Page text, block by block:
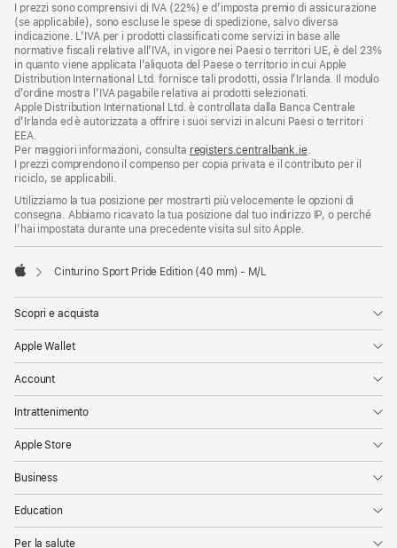
I prezzi sono comprensivi di IVA (22%) e d’imposta premio di assicurazione
(se applicabile), sono escluse le spese di spedizione, salvo diversa
indicazione. L’IVA per i prodotti classificati come servizi in base alle
normative fiscali relative all’IVA, in vigore nei Paesi o territori UE, è del 23%
in quanto viene applicata l’aliquota del Paese o territorio in cui Apple
Distribution International Ltd. fornisce tali prodotti, ossia l’Irlanda. Il modulo
d’ordine mostra l’IVA pagabile relativa ai prodotti selezionati.
Apple Distribution International Ltd. è controllata dalla Banca Centrale
d’Irlanda ed è autorizzata a offrire i suoi servizi in alcuni Paesi o territori
EEA.
Per maggiori informazioni, consulta registers.centralbank.ie.
I prezzi comprendono il compenso per copia privata e il contributo per il
riciclo, se applicabili.
Utilizziamo la tua posizione per mostrarti più velocemente le opzioni di
consegna. Abbiamo ricavato la tua posizione dal tuo indirizzo IP, o perché
l’hai impostata durante una precedente visita sul sito Apple.
Cinturino Sport Pride Edition (40 mm) - M/L
Scopri e acquista
Apple Wallet
Account
Intrattenimento
Apple Store
Business
Education
Per la salute